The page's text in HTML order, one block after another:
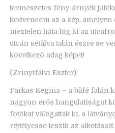
természetes fény-árnyék
kedvencem az a kép,
meztelen háta lóg ki az
utcán sétálva talán észre se
következő adag képet!
(Zrinyifalvi Eszter)
Farkas Regina – a büfé falán
nagyon erős hangulatiságot
fotókat válogattak ki, a
rejtélyessé teszik az